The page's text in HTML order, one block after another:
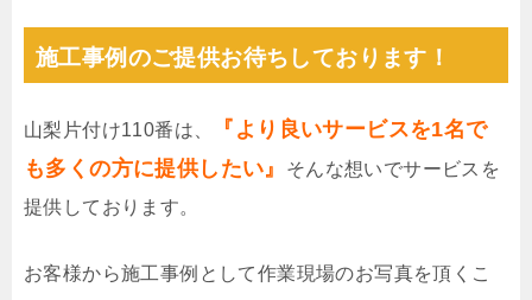
施工事例のご提供お待ちしております！
山梨片付け110番は、
『より良いサービスを1名で
も多くの方に提供したい』
そんな想いでサービスを
提供しております。
お客様から施工事例として作業現場のお写真を頂くこ